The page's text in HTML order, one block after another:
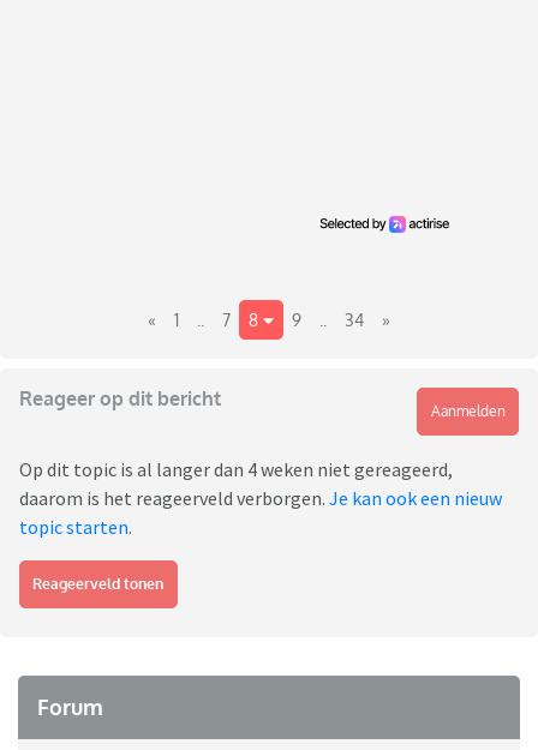
« 1 7 8 9 34 »
Reageer op dit bericht
Aanmelden
Op dit topic is al langer dan 4 weken niet gereageerd,
daarom is het reageerveld verborgen. Je kan ook een nieuw
topic starten.
Reageerveld tonen
Forum